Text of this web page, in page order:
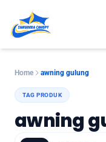
Home awning gulung
TAG PRODUK
awning